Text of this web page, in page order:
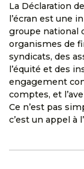
La Déclaration
l’écran est une
groupe national
organismes de
syndicats, des
l’équité et des
engagement
comptes, et
Ce n’est pas
c’est un appel à